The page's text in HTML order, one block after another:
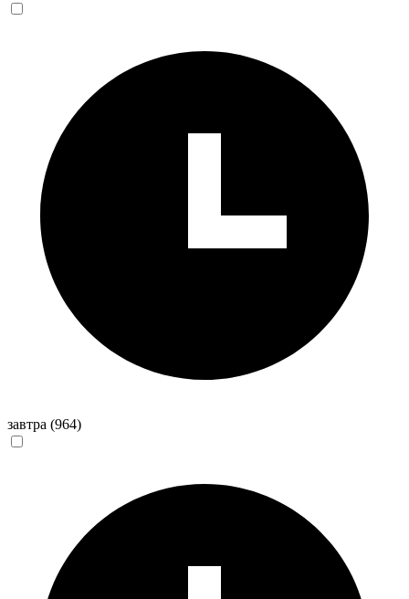
завтра (964)